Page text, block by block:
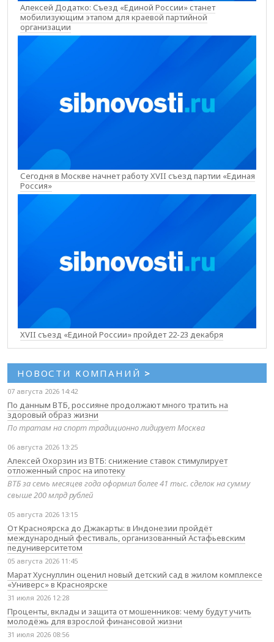
Алексей Додатко: Съезд «Единой России» станет
мобилизующим этапом для краевой партийной
организации
Сегодня в Москве начнет работу XVII съезд партии «Единая
Россия»
XVII съезд «Единой России» пройдет 22-23 декабря
НОВОСТИ КОМПАНИЙ >
07 августа 2026 14:42
По данным ВТБ, россияне продолжают много тратить на
здоровый образ жизни
По тратам на спорт традиционно лидирует Москва
06 августа 2026 13:25
Алексей Охорзин из ВТБ: снижение ставок стимулирует
отложенный спрос на ипотеку
ВТБ за семь месяцев года оформил более 41 тыс. сделок на сумму
свыше 200 млрд рублей
05 августа 2026 13:15
От Красноярска до Джакарты: в Индонезии пройдёт
международный фестиваль, организованный Астафьевским
педуниверситетом
05 августа 2026 11:45
Марат Хуснуллин оценил новый детский сад в жилом комплексе
«Универс» в Красноярске
31 июля 2026 12:28
Проценты, вклады и защита от мошенников: чему будут учить
молодёжь для взрослой финансовой жизни
31 июля 2026 08:56